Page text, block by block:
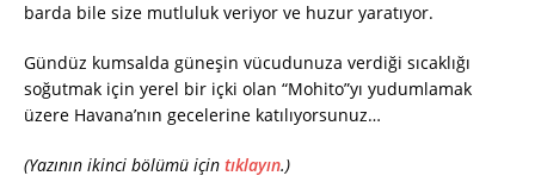
barda bile size mutluluk veriyor ve huzur yaratıyor.
Gündüz kumsalda güneşin vücudunuza verdiği sıcaklığı
soğutmak için yerel bir içki olan “Mohito”yı yudumlamak
üzere Havana’nın gecelerine katılıyorsunuz…
(Yazının ikinci bölümü için tıklayın.)